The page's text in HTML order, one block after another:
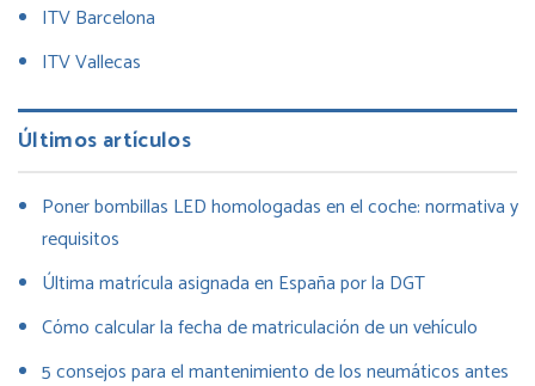
ITV Barcelona
ITV Vallecas
Últimos artículos
Poner bombillas LED homologadas en el coche: normativa y
requisitos
Última matrícula asignada en España por la DGT
Cómo calcular la fecha de matriculación de un vehículo
5 consejos para el mantenimiento de los neumáticos antes